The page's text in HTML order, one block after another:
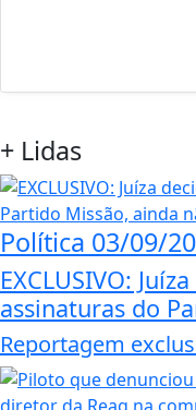
+ Lidas
Política 03/09/
EXCLUSIVO:
assinaturas do
Reportagem